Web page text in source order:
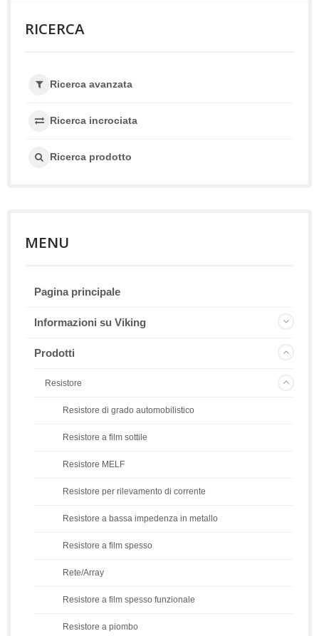
RICERCA
Ricerca avanzata
Ricerca incrociata
Ricerca prodotto
MENU
Pagina principale
Informazioni su Viking
Prodotti
Resistore
Resistore di grado automobilistico
Resistore a film sottile
Resistore MELF
Resistore per rilevamento di corrente
Resistore a bassa impedenza in metallo
Resistore a film spesso
Rete/Array
Resistore a film spesso funzionale
Resistore a piombo